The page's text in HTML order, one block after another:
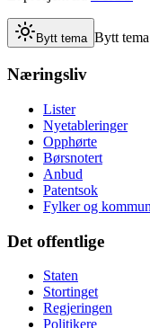
Bytt tema Bytt tema
Næringsliv
Lister
Nyetableringer
Opphørte
Børsnotert
Anbud
Patentsok
Fylker og
Det offentlige
Staten
Stortinget
Regjeringen
Politikere